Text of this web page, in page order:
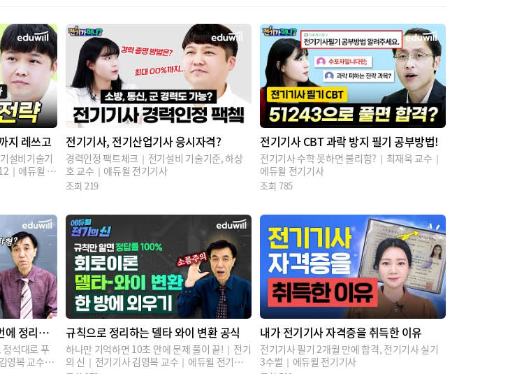
지 레쓰고
설비기술기
｜에듀윌 전
전기기사, 전기산업기사 응시자격?
경력인정 팩트체크｜전기설비 기술기준, 하상
호 교수｜에듀윌 전기기사
조회219
전기기사 CBT 과락 방지 필기 공부방법!
전기기사 수학 못하면 불리함?｜최재욱 교수｜
에듀윌 전기기사
조회785
에 정리하
석대로 푸
영복 교수｜
규칙으로 정리하는 델타 와이 변환 공식
하나만 기억하면 10초 안에 문제 풀이 끝!｜전기
의 신｜전기기사 김영복 교수｜에듀윌 전기기
내가 전기기사 자격증을 취득한 이유
전기기사 필기 2개월 만에 합격, 전기기사 실기
3수썰｜에듀윌 전기기사